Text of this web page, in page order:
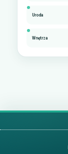
Uroda
Wnętrza